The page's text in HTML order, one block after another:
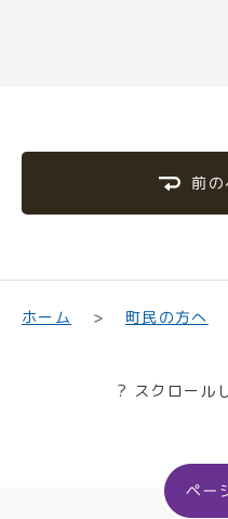
前
ホーム 町民の方へ
? スクロール